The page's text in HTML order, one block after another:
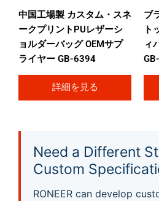
中国工場製 カスタム・スネ
ークプリントPUレザーシ
ョルダーバッグ OEMサプ
ライヤー GB-6394
詳細を見る
ブ
ト
ィ
Need a Different
Custom
RONEER can develop